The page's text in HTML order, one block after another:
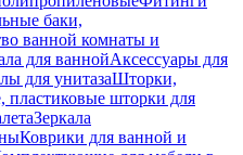
баки,
ванной комнаты и
для ваннойАксессуары для
для унитазаШторки,
пластиковые шторки для
Зеркала
Коврики для ванной и